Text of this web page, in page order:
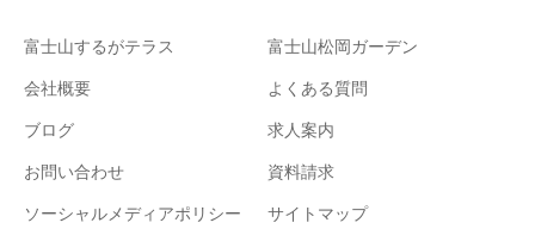
富士山するがテラス 富士山松岡ガーデン
会社概要 よくある質問
ブログ 求人案内
お問い合わせ 資料請求
ソーシャルメディアポリシー サイトマップ